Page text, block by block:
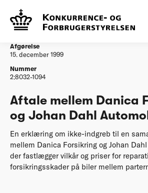
Afgørelser
Automobiler
Afgørelse
15. december 1999
Nummer
2:8032-1094
Aftale mellem Danica
og Johan Dahl
En erklæring om ikke-indgreb til en
mellem Danica Forsikring og Johan
der fastlægger vilkår og priser for
forsikringsskader på biler mellem